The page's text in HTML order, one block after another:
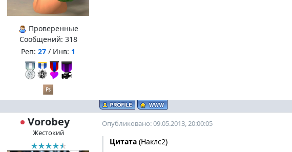
Проверенные
Сообщений: 318
Реп: 27 / Инв: 1
Vorobey
Жестокий
Опубликовано: 09.05.2013, 20:00:05
Цитата (Наклс2)